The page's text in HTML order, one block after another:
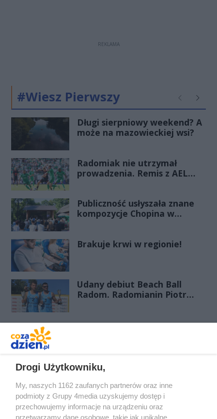
REKLAMA
#Wiesz Pierwszy Poprzednie
Długi sierpniowy weekend? A
może na mazowieckiej wsi?
Radomiak nie utrzymał
prowadzenia. Remis z AEL
Publiczność usłyszała znane
kompozycje Chopina w
Brakuje krwi w regionie!
Udany debiut Beach Ball
Radom. Radomianin Piotr
Drogi Użytkowniku,
My, naszych 1162 zaufanych partnerów oraz inne
podmioty z Grupy 4media uzyskujemy dostęp i
przechowujemy informacje na urządzeniu oraz
przetwarzamy dane osobowe, takie jak unikalne